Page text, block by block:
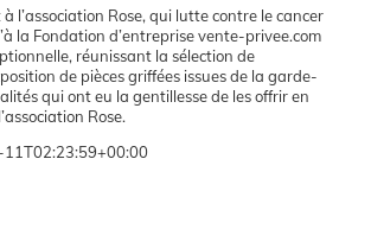
à l’association Rose, qui lutte contre le cancer
la Fondation d’entreprise vente-privee.com
réunissant la sélection de
de pièces griffées issues de la garde-
qui ont eu la gentillesse de les offrir en
Rose.